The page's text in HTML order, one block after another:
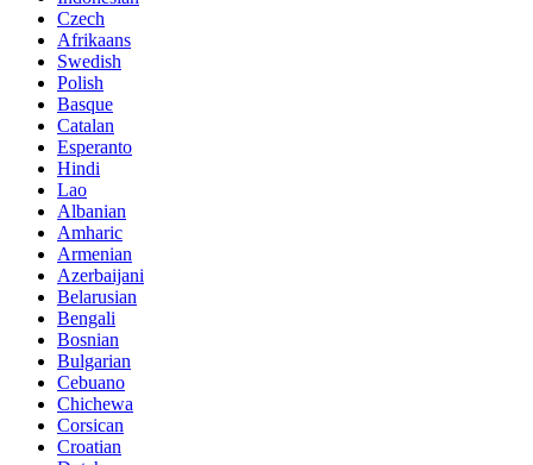
Czech
Afrikaans
Swedish
Polish
Basque
Catalan
Esperanto
Hindi
Lao
Albanian
Amharic
Armenian
Azerbaijani
Belarusian
Bengali
Bosnian
Bulgarian
Cebuano
Chichewa
Corsican
Croatian